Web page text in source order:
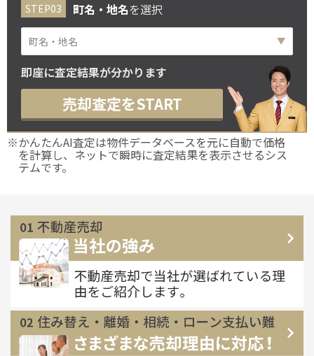
町名・地名を選択
即座に査定結果が分かります
売却査定をSTART
※かんたんAI査定は物件データベースを元に自動で価格
を計算し、ネットで瞬時に査定結果を表示させるシス
テムです。